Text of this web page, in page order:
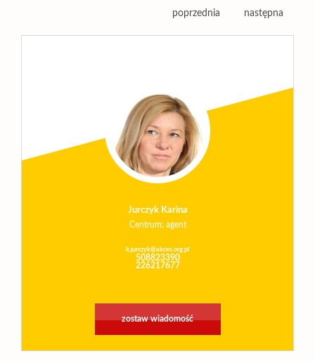
poprzednia następna
Jurczyk Karina
Centrum; agent
k.jurczyk@akces.org.pl
508823390
226217677
zostaw wiadomość